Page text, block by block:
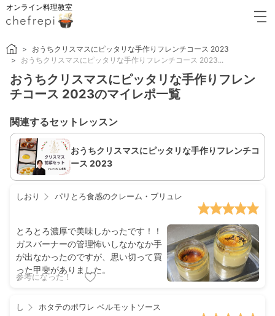
オンライン料理教室
おうちクリスマスにピッタリな手作りフレンチコース 2023
おうちクリスマスにピッタリな手作りフレンチコース 2023...
おうちクリスマスにピッタリな手作りフレン
チコース 2023のマイレポ一覧
関連するセットレッスン
おうちクリスマスにピッタリな手作りフレンチコ
ース 2023
しおり パリとろ食感のクレーム・ブリュレ
とろとろ濃厚で美味しかったです！！
ガスバーナーの管理怖いしなかなか手
が出なかったのですが、思い切って買
った甲斐がありました。
参考になった！
し ホタテのポワレ ベルモットソース